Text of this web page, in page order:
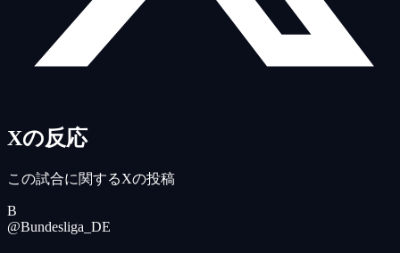
Xの反応
この試合に関するXの投稿
B
@Bundesliga_DE